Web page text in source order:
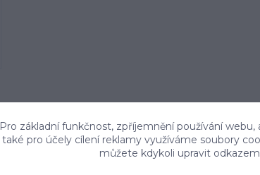
Komentáře 0
Pro základní funkčnost, zpříjemnění používání
také pro účely cílení reklamy využíváme soubory
můžete kdykoli upravit